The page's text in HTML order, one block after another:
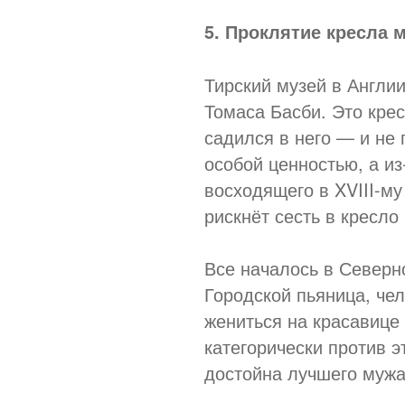
5. Проклятие кресла
Тирский музей в
Томаса Басби. Это
садился в него — и не
особой ценностью, а
восходящего в XVIII-
рискнёт сесть в
Все началось в
Городской пьяница,
жениться на
категорически против
достойна лучшего